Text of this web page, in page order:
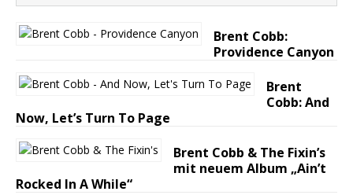
Brent Cobb:
Providence Canyon
Brent
Cobb: And
Now, Let’s Turn To Page
Brent Cobb & The Fixin’s
mit neuem Album „Ain’t
Rocked In A While“